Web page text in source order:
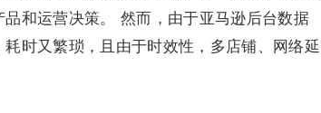
和运营决策。 然而，由于亚马逊后台数据
时又繁琐，且由于时效性，多店铺、网络延